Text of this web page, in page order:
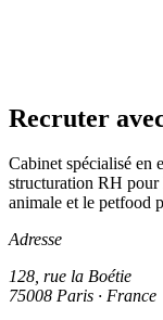
Recruter
Cabinet spécialisé en
structuration RH pour
animale et le petfood
Adresse
128, rue la Boétie
75008 Paris · France